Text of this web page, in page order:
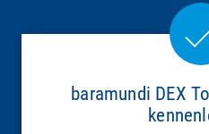
baramundi DEX